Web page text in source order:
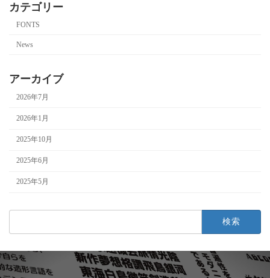
カテゴリー
FONTS
News
アーカイブ
2026年7月
2026年1月
2025年10月
2025年6月
2025年5月